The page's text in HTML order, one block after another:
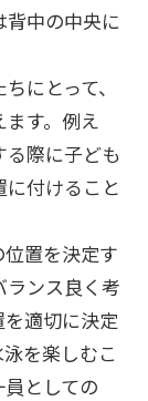
中の中央に
にとって、
す。例え
際に子ども
付けること
置を決定す
ランス良く考
適切に決定
を楽しむこ
としての